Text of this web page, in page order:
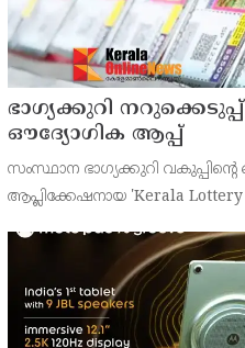
ഭാഗ്യക്കുറി
ഔദ്യോഗിക ആപ്പ്
സംസ്ഥാന ഭാഗ്യക്കുറി
ആപ്ലിക്കേഷനായ 'Kerala
ഭാഗ്യക്കുറി വകുപ്പ് ഡയറക്ടർ